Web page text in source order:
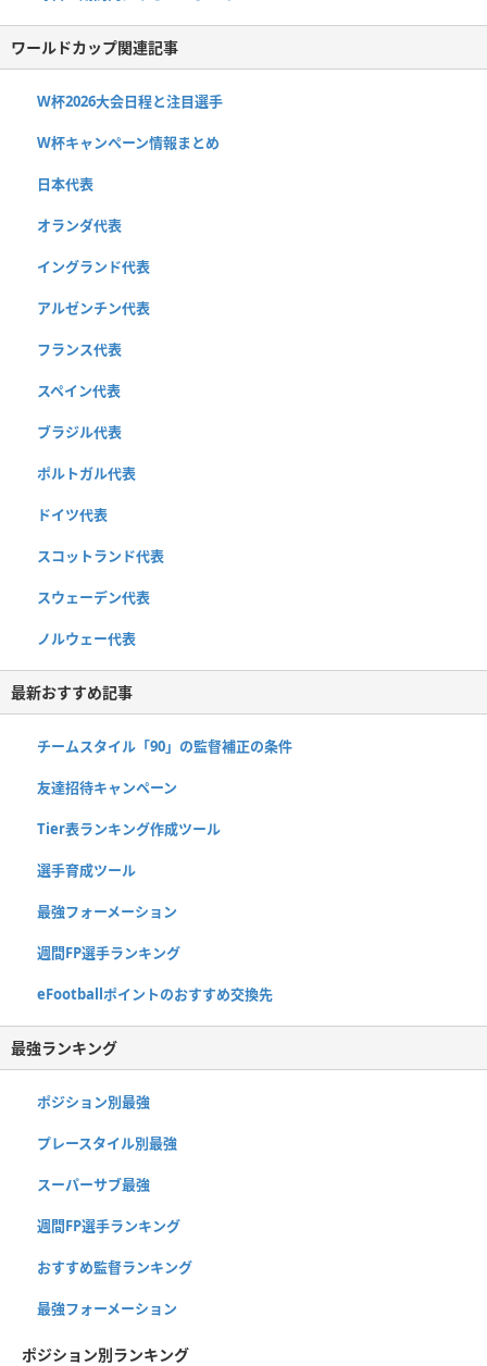
ワールドカップ関連記事
W杯2026大会日程と注目選手
W杯キャンペーン情報まとめ
日本代表
オランダ代表
イングランド代表
アルゼンチン代表
フランス代表
スペイン代表
ブラジル代表
ポルトガル代表
ドイツ代表
スコットランド代表
スウェーデン代表
ノルウェー代表
最新おすすめ記事
チームスタイル「90」の監督補正の条件
友達招待キャンペーン
Tier表ランキング作成ツール
選手育成ツール
最強フォーメーション
週間FP選手ランキング
eFootballポイントのおすすめ交換先
最強ランキング
ポジション別最強
プレースタイル別最強
スーパーサブ最強
週間FP選手ランキング
おすすめ監督ランキング
最強フォーメーション
ポジション別ランキング